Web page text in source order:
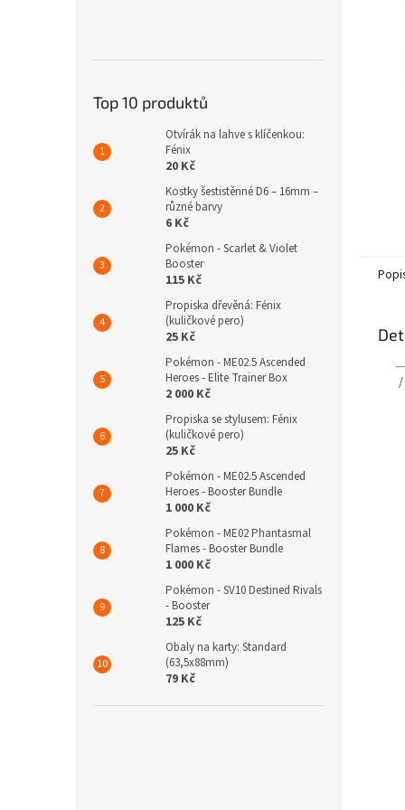
Top 10 produktů
Otvírák na lahve s klíčenkou:
Fénix
20 Kč
Kostky šestistěnné D6 – 16mm –
různé barvy
6 Kč
Pokémon - Scarlet & Violet
Booster
115 Kč
Propiska dřevěná: Fénix
(kuličkové pero)
25 Kč
Pokémon - ME02.5 Ascended
Heroes - Elite Trainer Box
2 000 Kč
Propiska se stylusem: Fénix
(kuličkové pero)
25 Kč
Pokémon - ME02.5 Ascended
Heroes - Booster Bundle
1 000 Kč
Pokémon - ME02 Phantasmal
Flames - Booster Bundle
1 000 Kč
Pokémon - SV10 Destined Rivals
- Booster
125 Kč
Obaly na karty: Standard
(63,5x88mm)
79 Kč
/